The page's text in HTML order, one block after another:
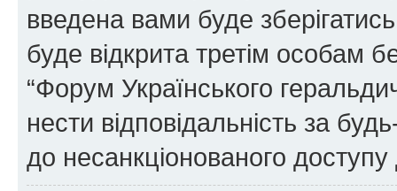
введена вами буде
буде відкрита третім особам
“Форум Українського
нести відповідальність за
до несанкціонованого доступу